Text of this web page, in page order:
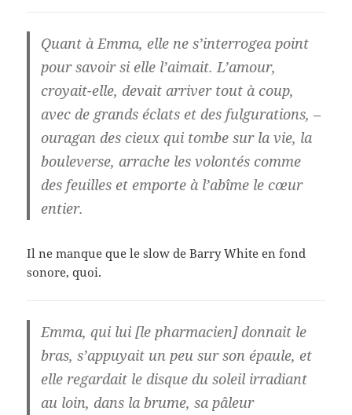
Quant à Emma, elle ne s’interrogea point
pour savoir si elle l’aimait. L’amour,
croyait-elle, devait arriver tout à coup,
avec de grands éclats et des fulgurations, –
ouragan des cieux qui tombe sur la vie, la
bouleverse, arrache les volontés comme
des feuilles et emporte à l’abîme le cœur
entier.
Il ne manque que le slow de Barry White en fond
sonore, quoi.
Emma, qui lui [le pharmacien] donnait le
bras, s’appuyait un peu sur son épaule, et
elle regardait le disque du soleil irradiant
au loin, dans la brume, sa pâleur